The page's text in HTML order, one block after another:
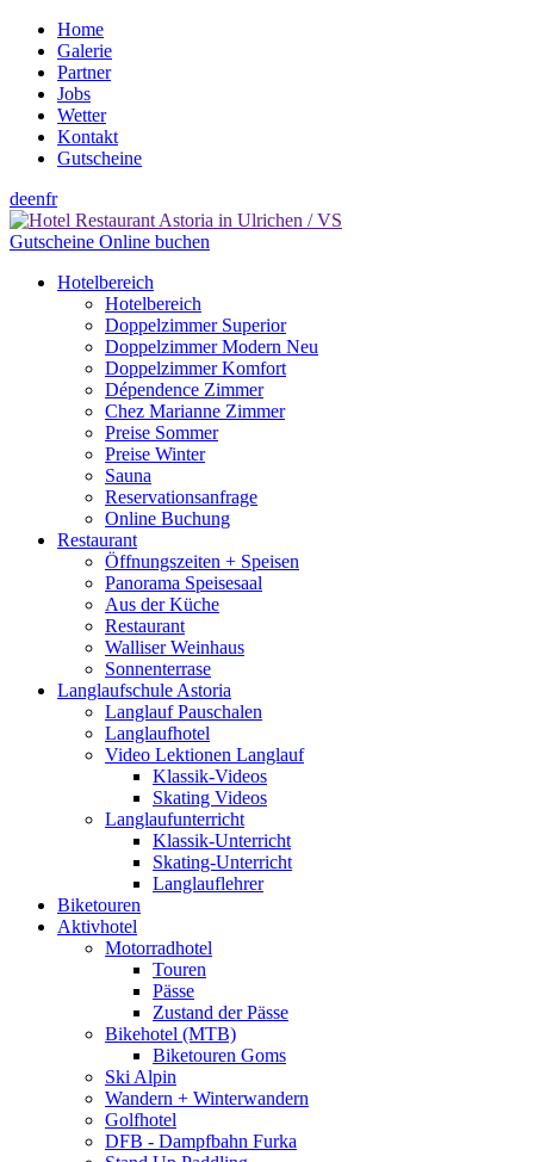
Home
Galerie
Partner
Jobs
Wetter
Kontakt
Gutscheine
deenfr
Gutscheine Online buchen
Hotelbereich
Hotelbereich
Doppelzimmer Superior
Doppelzimmer Modern Neu
Doppelzimmer Komfort
Dépendence Zimmer
Chez Marianne Zimmer
Preise Sommer
Preise Winter
Sauna
Reservationsanfrage
Online Buchung
Restaurant
Öffnungszeiten + Speisen
Panorama Speisesaal
Aus der Küche
Restaurant
Walliser Weinhaus
Sonnenterrase
Langlaufschule Astoria
Langlauf Pauschalen
Langlaufhotel
Video Lektionen Langlauf
Klassik-Videos
Skating Videos
Langlaufunterricht
Klassik-Unterricht
Skating-Unterricht
Langlauflehrer
Biketouren
Aktivhotel
Motorradhotel
Touren
Pässe
Zustand der Pässe
Bikehotel (MTB)
Biketouren Goms
Ski Alpin
Wandern + Winterwandern
Golfhotel
DFB - Dampfbahn Furka